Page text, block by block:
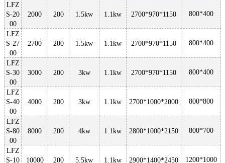
LFZ
S-20
00
2000 200 1.5kw 1.1kw 2700*970*1150 800*400
LFZ
S-27
00
2700 200 1.5kw 1.1kw 2700*970*1150 800*400
LFZ
S-30
00
3000 200 3kw 1.1kw 2700*970*1150 800*400
LFZ
S-40
00
4000 200 3kw 1.1kw 2700*1000*2000 800*800
LFZ
S-80
00
8000 200 4kw 1.1kw 2800*1000*2150 800*700
LFZ
S-10
10000 200 5.5kw 1.1kw 2900*1400*2450 1200*1000